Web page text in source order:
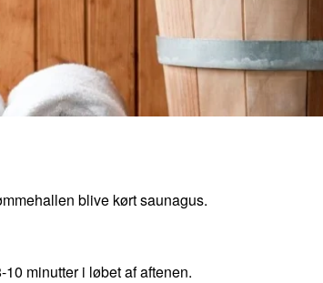
blive kørt saunagus.
minutter i løbet af aftenen.